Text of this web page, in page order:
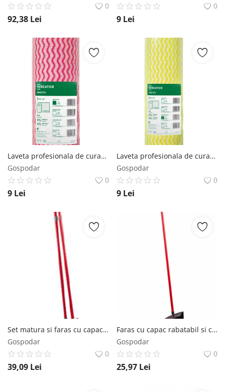
0
92,38 Lei
0
9 Lei
Laveta profesionala de curatare Clean Fala a '25 culoare roz 25 pcs. Mercator Medical
Gospodar
0
9 Lei
Laveta profesionala de curatare Clean Fala a '25 culoare galbena 25 pcs. Mercator Medical
Gospodar
0
9 Lei
Set matura si faras cu capac rabatabil si coada AQAS
Gospodar
0
39,09 Lei
Faras cu capac rabatabil si coada AQAS
Gospodar
0
25,97 Lei